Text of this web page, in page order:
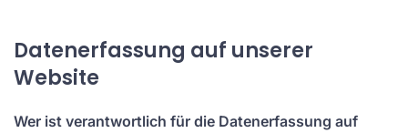
Datenerfassung auf unserer
Website
Wer ist verantwortlich für die Datenerfassung auf